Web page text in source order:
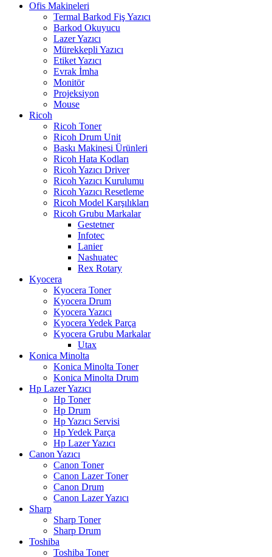
Ofis Makineleri
Termal Barkod Fiş Yazıcı
Barkod Okuyucu
Lazer Yazıcı
Mürekkepli Yazıcı
Etiket Yazıcı
Evrak İmha
Monitör
Projeksiyon
Mouse
Ricoh
Ricoh Toner
Ricoh Drum Unit
Baskı Makinesi Ürünleri
Ricoh Hata Kodları
Ricoh Yazıcı Driver
Ricoh Yazıcı Kurulumu
Ricoh Yazıcı Resetleme
Ricoh Model Karşılıkları
Ricoh Grubu Markalar
Gestetner
Infotec
Lanier
Nashuatec
Rex Rotary
Kyocera
Kyocera Toner
Kyocera Drum
Kyocera Yazıcı
Kyocera Yedek Parça
Kyocera Grubu Markalar
Utax
Konica Minolta
Konica Minolta Toner
Konica Minolta Drum
Hp Lazer Yazıcı
Hp Toner
Hp Drum
Hp Yazıcı Servisi
Hp Yedek Parça
Hp Lazer Yazıcı
Canon Yazıcı
Canon Toner
Canon Lazer Toner
Canon Drum
Canon Lazer Yazıcı
Sharp
Sharp Toner
Sharp Drum
Toshiba
Toshiba Toner